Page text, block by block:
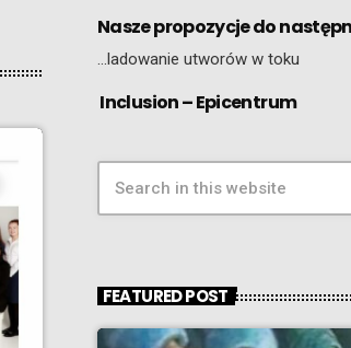
Nasze propozycje do
…ladowanie utworów w toku
Inclusion – Epicentrum
FEATURED POST